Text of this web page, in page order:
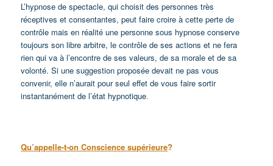
L’hypnose de spectacle, qui choisit des personnes très
réceptives et consentantes, peut faire croire à cette perte de
contrôle mais en réalité une personne sous hypnose conserve
toujours son libre arbitre, le contrôle de ses actions et ne fera
rien qui va à l’encontre de ses valeurs, de sa morale et de sa
volonté. Si une suggestion proposée devait ne pas vous
convenir, elle n’aurait pour seul effet de vous faire sortir
instantanément de l’état hypnotique.
Qu’appelle-t-on Conscience supérieure?